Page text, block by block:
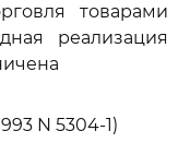
товарами
реализация
N 5304-1)